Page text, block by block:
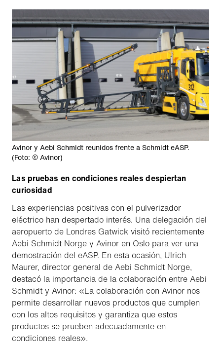
Avinor y Aebi Schmidt reunidos frente a Schmidt eASP.
(Foto: © Avinor)
Las pruebas en condiciones reales despiertan
curiosidad
Las experiencias positivas con el pulverizador
eléctrico han despertado interés. Una delegación del
aeropuerto de Londres Gatwick visitó recientemente
Aebi Schmidt Norge y Avinor en Oslo para ver una
demostración del eASP. En esta ocasión, Ulrich
Maurer, director general de Aebi Schmidt Norge,
destacó la importancia de la colaboración entre Aebi
Schmidt y Avinor: «La colaboración con Avinor nos
permite desarrollar nuevos productos que cumplen
con los altos requisitos y garantiza que estos
productos se prueben adecuadamente en
condiciones reales».